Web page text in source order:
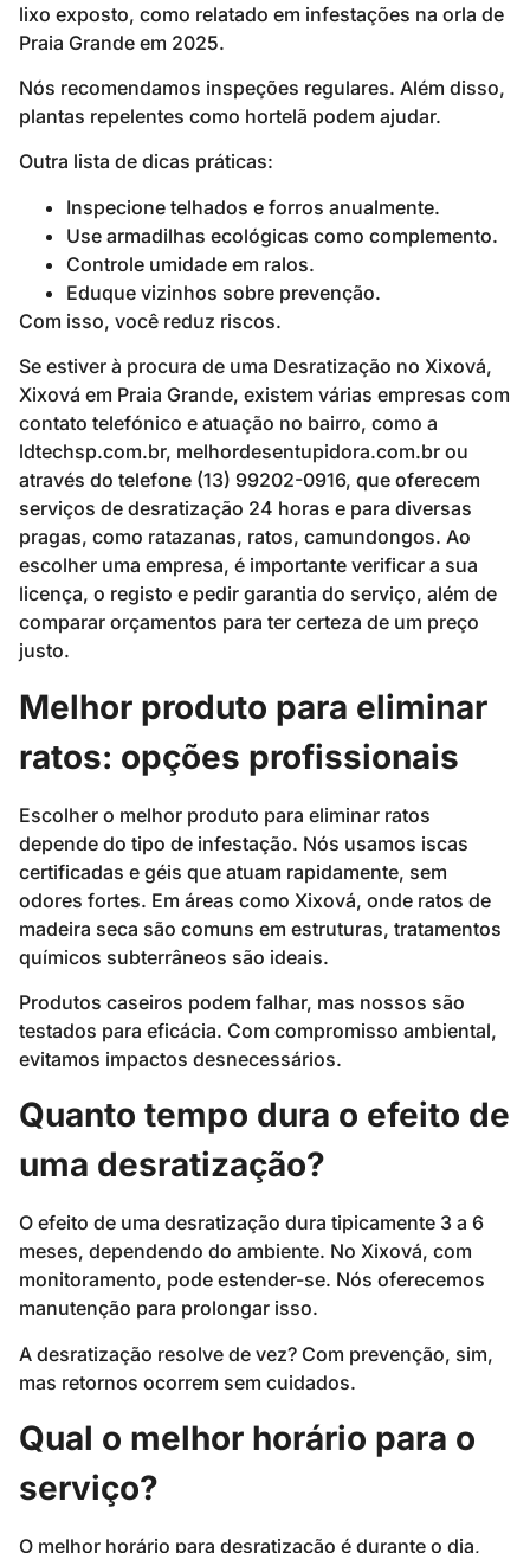
lixo exposto, como relatado em infestações na orla de
Praia Grande em 2025.
Nós recomendamos inspeções regulares. Além disso,
plantas repelentes como hortelã podem ajudar.
Outra lista de dicas práticas:
Inspecione telhados e forros anualmente.
Use armadilhas ecológicas como complemento.
Controle umidade em ralos.
Eduque vizinhos sobre prevenção.
Com isso, você reduz riscos.
Se estiver à procura de uma Desratização no Xixová,
Xixová em Praia Grande, existem várias empresas com
contato telefónico e atuação no bairro, como a
ldtechsp.com.br, melhordesentupidora.com.br ou
através do telefone (13) 99202-0916, que oferecem
serviços de desratização 24 horas e para diversas
pragas, como ratazanas, ratos, camundongos. Ao
escolher uma empresa, é importante verificar a sua
licença, o registo e pedir garantia do serviço, além de
comparar orçamentos para ter certeza de um preço
justo.
Melhor produto para eliminar
ratos: opções profissionais
Escolher o melhor produto para eliminar ratos
depende do tipo de infestação. Nós usamos iscas
certificadas e géis que atuam rapidamente, sem
odores fortes. Em áreas como Xixová, onde ratos de
madeira seca são comuns em estruturas, tratamentos
químicos subterrâneos são ideais.
Produtos caseiros podem falhar, mas nossos são
testados para eficácia. Com compromisso ambiental,
evitamos impactos desnecessários.
Quanto tempo dura o efeito de
uma desratização?
O efeito de uma desratização dura tipicamente 3 a 6
meses, dependendo do ambiente. No Xixová, com
monitoramento, pode estender-se. Nós oferecemos
manutenção para prolongar isso.
A desratização resolve de vez? Com prevenção, sim,
mas retornos ocorrem sem cuidados.
Qual o melhor horário para o
serviço?
O melhor horário para desratização é durante o dia,